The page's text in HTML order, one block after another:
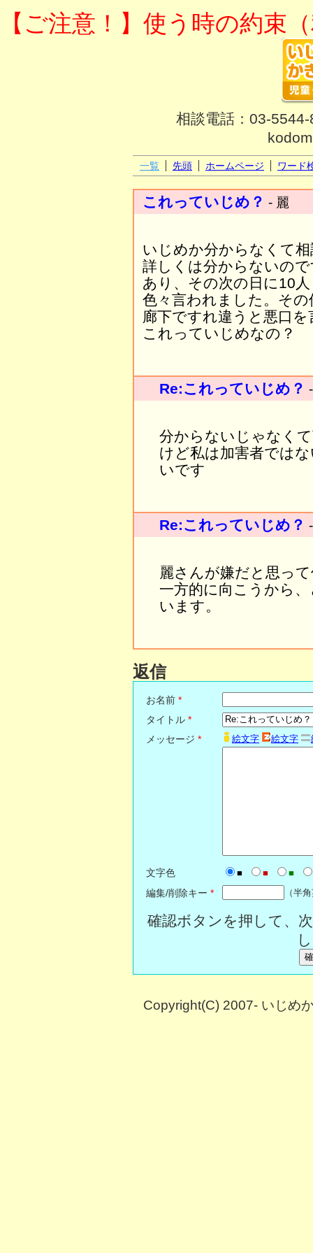
【ご注意！】使う時の約束
相談電話：03-
一覧 先頭 ホームページ ワード
これっていじめ？ - 麗
いじめか分からなくて
詳しくは分からないの
あり、その次の日に10
色々言われました。そ
廊下ですれ違うと悪口
これっていじめなの？
Re:これっていじめ？
分からないじゃなく
けど私は加害者では
いです
Re:これっていじめ？
麗さんが嫌だと思っ
一方的に向こうから
います。
返信
お名前 *
タイトル *
メッセージ * 絵文字 絵文字
文字色 ■ ■ ■
編集/削除キー * （半
確認ボタンを押して、
Copyright(C) 2007- いじめ